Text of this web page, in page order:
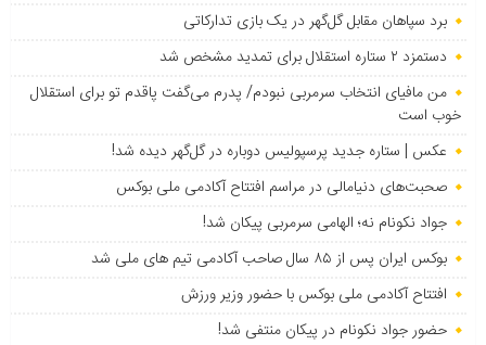
برد سپاهان مقابل گل‌گهر در یک بازی تدارکاتی
دستمزد ۲ ستاره استقلال برای تمدید مشخص شد
من مافیای انتخاب سرمربی نبودم/ پدرم می‌گفت پاقدم تو برای استقلال
خوب است
عکس | ستاره جدید پرسپولیس دوباره در گل‌گهر دیده شد!
صحبت‌های دنیامالی در مراسم افتتاح آکادمی ملی بوکس
جواد نکونام نه؛ الهامی سرمربی پیکان شد!
بوکس ایران پس از ۸۵ سال صاحب آکادمی تیم های ملی شد
افتتاح آکادمی ملی بوکس با حضور وزیر ورزش
حضور جواد نکونام در پیکان منتفی شد!